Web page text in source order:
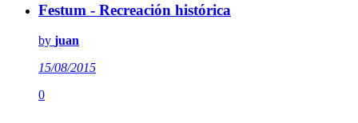
Festum - Recreación histórica
by juan
15/08/2015
0